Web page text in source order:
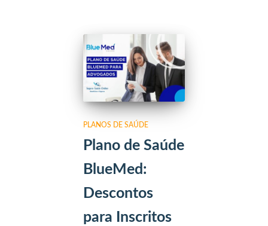
PLANOS DE SAÚDE
Plano de Saúde
BlueMed:
Descontos
para Inscritos